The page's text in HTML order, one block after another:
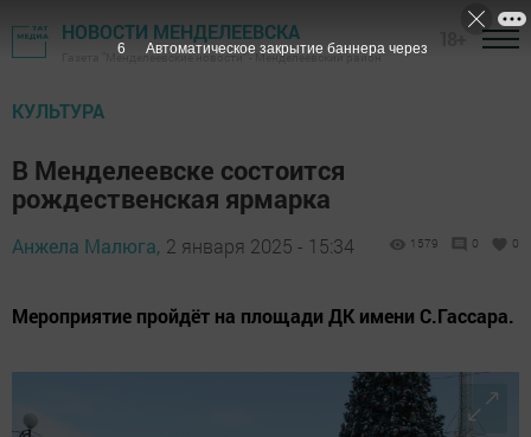
НОВОСТИ МЕНДЕЛЕЕВСКА
Газета "Менделеевские новости" - Менделеевский район
КУЛЬТУРА
В Менделеевске состоится
рождественская ярмарка
Анжела Малюга, 2 января 2025 - 15:34 1579 0 0
Мероприятие пройдёт на площади ДК имени С.Гассара.
5 Автоматическое закрытие баннера через